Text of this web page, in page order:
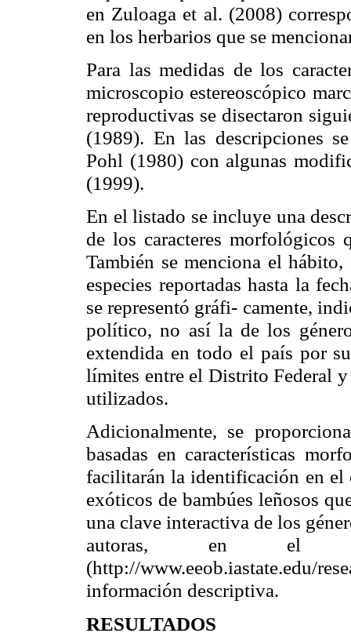
en Zuloaga et al. (2008)
en los herbarios que se
Para las medidas de los
microscopio estereoscópico
reproductivas se disectaron
(1989). En las descripciones
Pohl (1980) con algunas
(1999).
En el listado se incluye una
de los caracteres morfológicos
También se menciona el
especies reportadas hasta la
se representó gráfi- camente,
político, no así la de los
extendida en todo el país por
límites entre el Distrito Federal y
utilizados.
Adicionalmente, se
basadas en características
facilitarán la identificación en el
exóticos de bambúes leñosos
una clave interactiva de los
autoras, en el
(http://
información descriptiva.
RESULTADOS